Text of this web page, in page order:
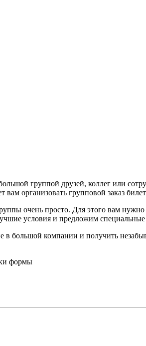
группой друзей, коллег или
организовать групповой заказ
очень просто. Для этого вам
условия и предложим
в большой компании и получить
формы